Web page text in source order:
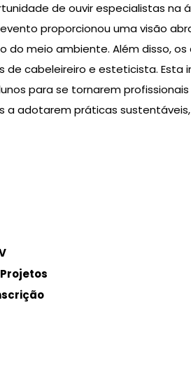
de ouvir especialistas na
proporcionou uma visão
meio ambiente. Além disso,
cabeleireiro e esteticista.
para se tornarem
adotarem práticas
Projetos